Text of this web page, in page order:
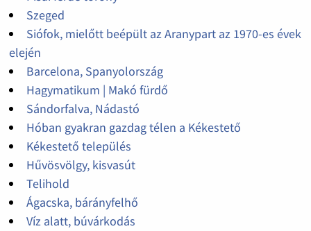
Szeged
Siófok, mielőtt beépült az Aranypart az 1970-es évek
elején
Barcelona, Spanyolország
Hagymatikum | Makó fürdő
Sándorfalva, Nádastó
Hóban gyakran gazdag télen a Kékestető
Kékestető település
Hűvösvölgy, kisvasút
Telihold
Ágacska, bárányfelhő
Víz alatt, búvárkodás